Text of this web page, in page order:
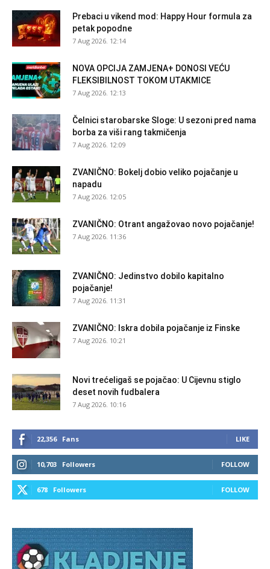
Prebaci u vikend mod: Happy Hour formula za
petak popodne
7 Aug 2026. 12:14
NOVA OPCIJA ZAMJENA+ DONOSI VEĆU
FLEKSIBILNOST TOKOM UTAKMICE
7 Aug 2026. 12:13
Čelnici starobarske Sloge: U sezoni pred nama
borba za viši rang takmičenja
7 Aug 2026. 12:09
ZVANIČNO: Bokelj dobio veliko pojačanje u
napadu
7 Aug 2026. 12:05
ZVANIČNO: Otrant angažovao novo pojačanje!
7 Aug 2026. 11:36
ZVANIČNO: Jedinstvo dobilo kapitalno
pojačanje!
7 Aug 2026. 11:31
ZVANIČNO: Iskra dobila pojačanje iz Finske
7 Aug 2026. 10:21
Novi trećeligaš se pojačao: U Cijevnu stiglo
deset novih fudbalera
7 Aug 2026. 10:16
22,356 Fans LIKE
10,703 Followers FOLLOW
678 Followers FOLLOW